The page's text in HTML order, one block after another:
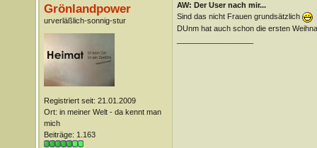
Grönlandpower
urverläßlich-sonnig-stur
Registriert seit: 21.01.2009
Ort: in meiner Welt - da kennt man
mich
Beiträge: 1.163
AW: Der User nach mir...
Sind das nicht Frauen grundsätzlich
DUnm hat auch schon die ersten